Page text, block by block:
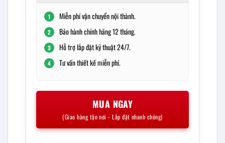
1 Miễn phí vận chuyển nội thành.
2 Bảo hành chính hãng 12 tháng.
3 Hỗ trợ lắp đặt kỹ thuật 24/7.
4 Tư vấn thiết kế miễn phí.
MUA NGAY
(Giao hàng tận nơi - Lắp đặt nhanh chóng)